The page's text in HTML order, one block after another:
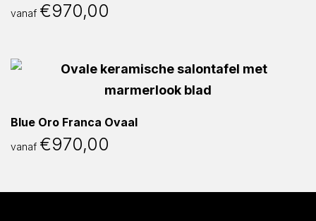
vanaf €970,00
Blue Oro Franca Ovaal
vanaf €970,00